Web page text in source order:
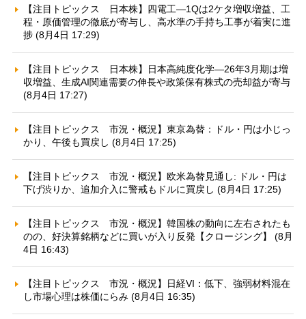
【注目トピックス 日本株】四電工—1Qは2ケタ増収増益、工
程・原価管理の徹底が寄与し、高水準の手持ち工事が着実に進
捗 (8月4日 17:29)
【注目トピックス 日本株】日本高純度化学—26年3月期は増
収増益、生成AI関連需要の伸長や政策保有株式の売却益が寄与
(8月4日 17:27)
【注目トピックス 市況・概況】東京為替：ドル・円は小じっ
かり、午後も買戻し (8月4日 17:25)
【注目トピックス 市況・概況】欧米為替見通し: ドル・円は
下げ渋りか、追加介入に警戒もドルに買戻し (8月4日 17:25)
【注目トピックス 市況・概況】韓国株の動向に左右されたも
のの、好決算銘柄などに買いが入り反発【クロージング】 (8月
4日 16:43)
【注目トピックス 市況・概況】日経VI：低下、強弱材料混在
し市場心理は株価にらみ (8月4日 16:35)